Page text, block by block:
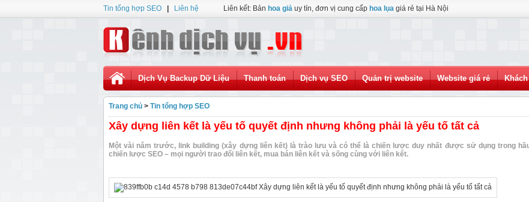
Tin tổng hợp SEO Liên hệ Liên kết: Bản hoa giả uy tín, đơn vị cung cấp hoa lụa giá rẻ tại Hà Nội
Dịch Vụ Backup Dữ Liệu Thanh toán Dịch vụ SEO Quản trị website Website giá rẻ
Trang chủ > Tin tổng hợp SEO
Xây dựng liên kết là yếu tố quyết định nhưng không phải là yếu tố tất cả
Một vài năm trước, link building (xây dựng liên kết) là trào lưu và có thể là chiến lược duy nhất được sử dụng trong
chiến lược SEO – mọi người trao đổi liên kết, mua bán liên kết và sống cùng với liên kết.